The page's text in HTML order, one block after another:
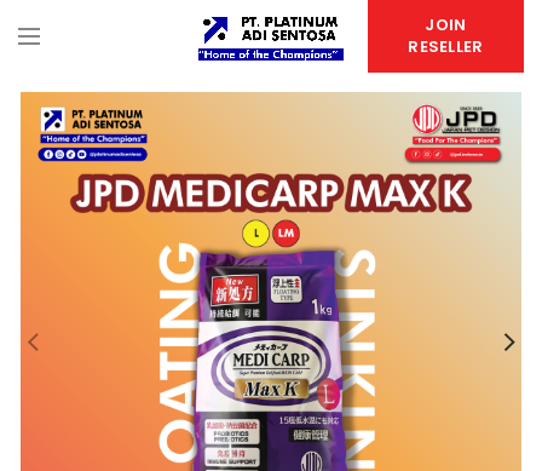
JOIN
RESELLER